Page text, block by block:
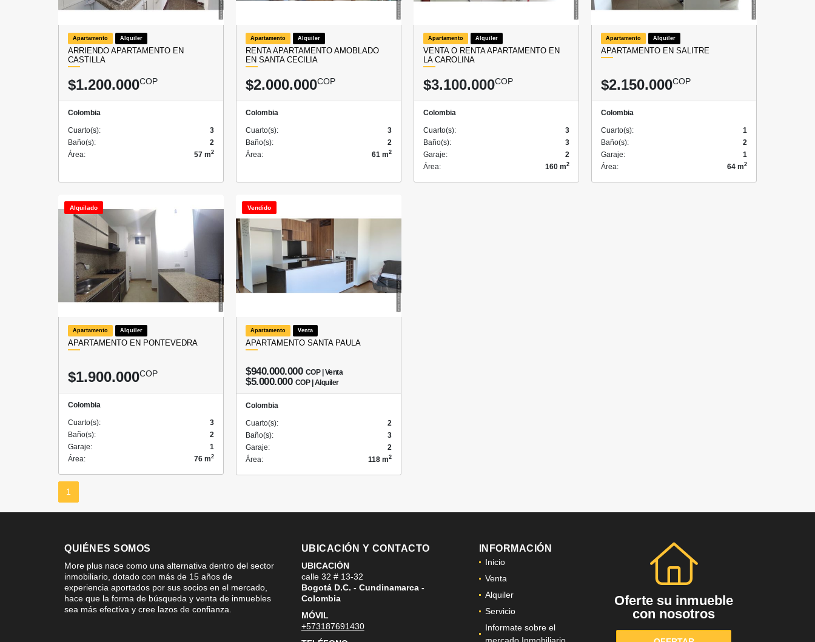
Apartamento Alquiler
ARRIENDO APARTAMENTO EN
CASTILLA
$1.200.000COP
Colombia
Cuarto(s):
3
Baño(s):
2
Área:
57 m2
Apartamento Alquiler
RENTA APARTAMENTO AMOBLADO
EN SANTA CECILIA
$2.000.000COP
Colombia
Cuarto(s):
3
Baño(s):
2
Área:
61 m2
Apartamento Alquiler
VENTA O RENTA APARTAMENTO EN
LA CAROLINA
$3.100.000COP
Colombia
Cuarto(s):
3
Baño(s):
3
Garaje:
2
Área:
160 m2
Apartamento Alquiler
APARTAMENTO EN SALITRE
$2.150.000COP
Colombia
Cuarto(s):
1
Baño(s):
2
Garaje:
1
Área:
64 m2
Alquilado
Apartamento Alquiler
APARTAMENTO EN PONTEVEDRA
$1.900.000COP
Colombia
Cuarto(s):
3
Baño(s):
2
Garaje:
1
Área:
76 m2
Vendido
Apartamento Venta
APARTAMENTO SANTA PAULA
$940.000.000 COP | Venta
$5.000.000 COP | Alquiler
Colombia
Cuarto(s):
2
Baño(s):
3
Garaje:
2
Área:
118 m2
1
QUIÉNES SOMOS
More plus nace como una alternativa dentro del sector
inmobiliario, dotado con más de 15 años de
experiencia aportados por sus socios en el mercado,
hace que la forma de búsqueda y venta de inmuebles
sea más efectiva y cree lazos de confianza.
UBICACIÓN Y CONTACTO
UBICACIÓN
calle 32 # 13-32
Bogotá D.C. - Cundinamarca -
Colombia
MÓVIL
+573187691430
INFORMACIÓN
Inicio
Venta
Alquiler
Servicio
Informate sobre el
Oferte su inmueble
con nosotros